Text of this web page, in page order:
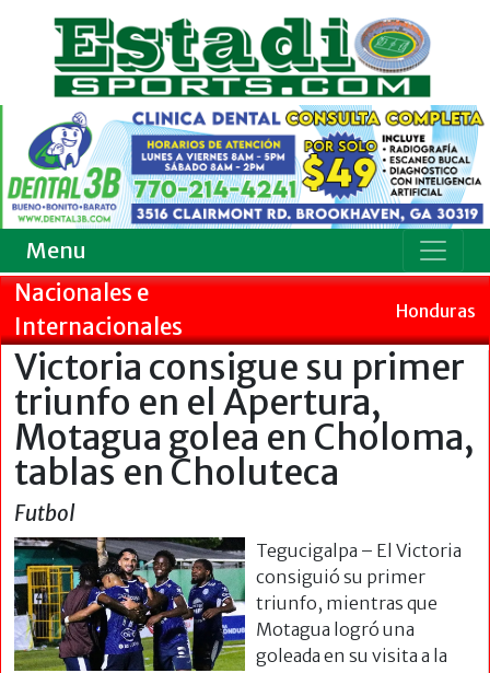
Menu
Nacionales e
Internacionales
Honduras
Victoria consigue su primer
triunfo en el Apertura,
Motagua golea en Choloma,
tablas en Choluteca
Futbol
Tegucigalpa – El Victoria
consiguió su primer
triunfo, mientras que
Motagua logró una
goleada en su visita a la